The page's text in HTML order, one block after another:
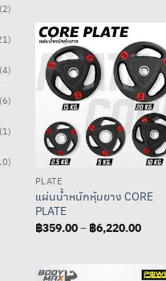
(2)
(4)
(6)
(1)
PLATE
แผ่นน้ำหนักหุ้มยาง CORE
PLATE
฿359.00– ฿6,220.00Price
range:
฿